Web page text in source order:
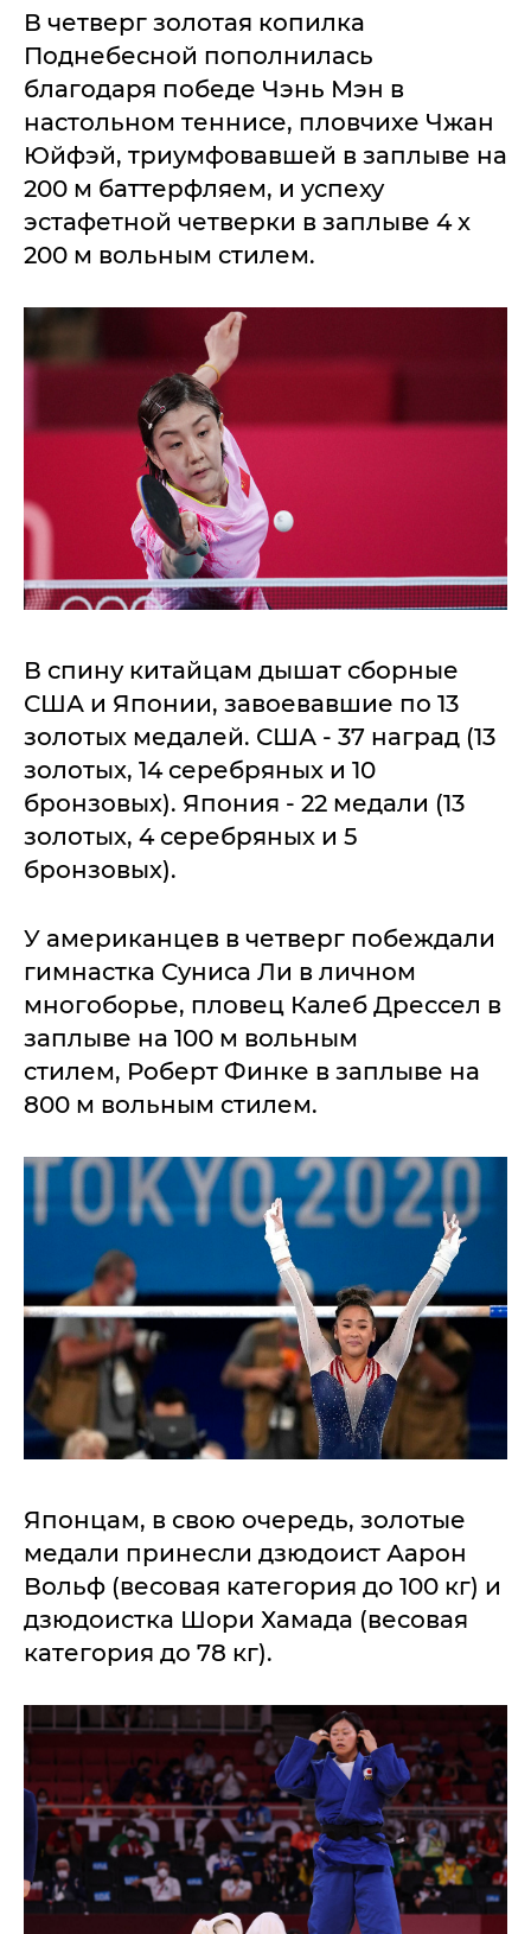
В четверг золотая копилка
Поднебесной пополнилась
благодаря победе Чэнь Мэн в
настольном теннисе, пловчихе Чжан
Юйфэй, триумфовавшей в заплыве на
200 м баттерфляем, и успеху
эстафетной четверки в заплыве 4 x
200 м вольным стилем.
В спину китайцам дышат сборные
США и Японии, завоевавшие по 13
золотых медалей. США - 37 наград (13
золотых, 14 серебряных и 10
бронзовых). Япония - 22 медали (13
золотых, 4 серебряных и 5
бронзовых).
У американцев в четверг побеждали
гимнастка Суниса Ли в личном
многоборье, пловец Калеб Дрессел в
заплыве на 100 м вольным
стилем, Роберт Финке в заплыве на
800 м вольным стилем.
Японцам, в свою очередь, золотые
медали принесли дзюдоист Аарон
Вольф (весовая категория до 100 кг) и
дзюдоистка Шори Хамада (весовая
категория до 78 кг).